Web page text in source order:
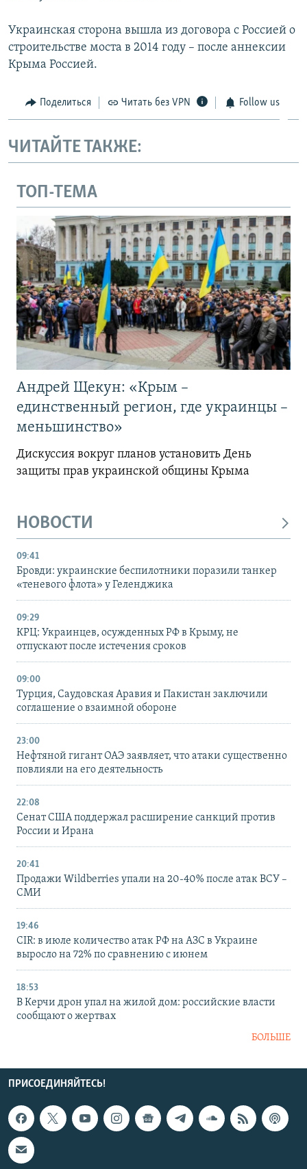
Украинская сторона вышла из договора с Россией о
строительстве моста в 2014 году – после аннексии
Крыма Россией.
Поделиться Читать без VPN Follow us
ЧИТАЙТЕ ТАКЖЕ:
ТОП-ТЕМА
Андрей Щекун: «Крым –
единственный регион, где украинцы –
меньшинство»
Дискуссия вокруг планов установить День
защиты прав украинской общины Крыма
НОВОСТИ
09:41
Бровди: украинские беспилотники поразили танкер
«теневого флота» у Геленджика
09:29
КРЦ: Украинцев, осужденных РФ в Крыму, не
отпускают после истечения сроков
09:00
Турция, Саудовская Аравия и Пакистан заключили
соглашение о взаимной обороне
23:00
Нефтяной гигант ОАЭ заявляет, что атаки существенно
повлияли на его деятельность
22:08
Сенат США поддержал расширение санкций против
России и Ирана
20:41
Продажи Wildberries упали на 20-40% после атак ВСУ –
СМИ
19:46
CIR: в июле количество атак РФ на АЗС в Украине
выросло на 72% по сравнению с июнем
18:53
В Керчи дрон упал на жилой дом: российские власти
сообщают о жертвах
БОЛЬШЕ
ПРИСОЕДИНЯЙТЕСЬ!